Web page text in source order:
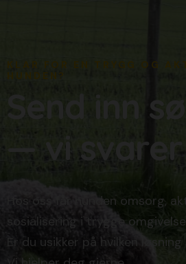
Send inn
— vi
Hos oss får hunden omsorg,
sosialisering i trygge
Er du usikker på hvilken